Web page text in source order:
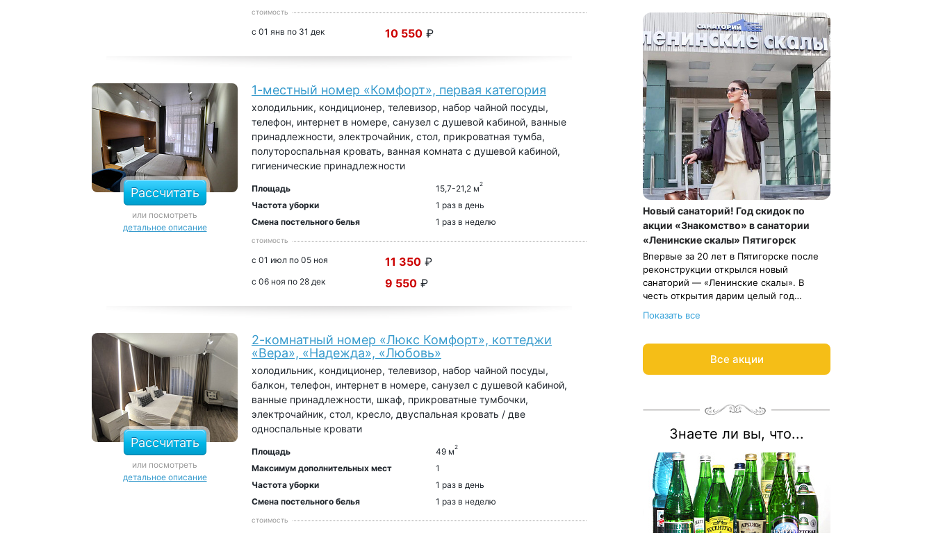
стоимость
с 01 янв по 31 дек 10 550 ₽
Рассчитать
или посмотреть
детальное описание
1-местный номер «Комфорт», первая категория
холодильник, кондиционер, телевизор, набор чайной посуды,
телефон, интернет в номере, санузел с душевой кабиной, ванные
принадлежности, электрочайник, стол, прикроватная тумба,
полутороспальная кровать, ванная комната с душевой кабиной,
гигиенические принадлежности
Площадь 15,7-21,2 м2
Частота уборки
1 раз в день
Смена постельного белья
1 раз в неделю
стоимость
с 01 июл по 05 ноя 11 350 ₽
с 06 ноя по 28 дек 9 550 ₽
Рассчитать
или посмотреть
детальное описание
2-комнатный номер «Люкс Комфорт», коттеджи
«Вера», «Надежда», «Любовь»
холодильник, кондиционер, телевизор, набор чайной посуды,
балкон, телефон, интернет в номере, санузел с душевой кабиной,
ванные принадлежности, шкаф, прикроватные тумбочки,
электрочайник, стол, кресло, двуспальная кровать / две
односпальные кровати
Площадь 49 м2
Максимум дополнительных мест
1
Частота уборки
1 раз в день
Смена постельного белья
1 раз в неделю
стоимость
Новый санаторий! Год скидок по
акции «Знакомство» в санатории
«Ленинские скалы» Пятигорск
Впервые за 20 лет в Пятигорске после
реконструкции открылся новый
санаторий — «Ленинские скалы». В
честь открытия дарим целый год
скидок, чтобы вы могли выбрать свой
любимый сезон для поездки в
путёвки с лечением.
Санаторий расположен в самой
живописной части города, у нижней
Лермонтовского бювета № 19. Номера
отельного типа с современным
ремонтом. Курортные процедуры:
Весь период проживания должен
пройти в даты с 15 мая 2026 года до 14
забронируем отдых по акции:
8 800 700-15-77
Показать все
Все акции
Знаете ли вы, что...